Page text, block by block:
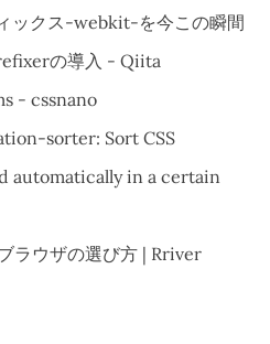
ックス-webkit-を今この瞬間
の導入 - Qiita
- cssnano
sorter: Sort CSS
automatically in a certain
ラウザの選び方 | Rriver